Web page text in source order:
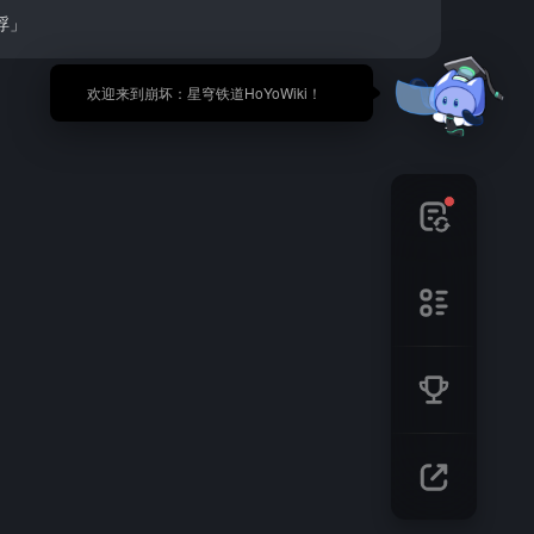
🎉 欢迎来到崩坏：星穹铁道HoYoWiki！